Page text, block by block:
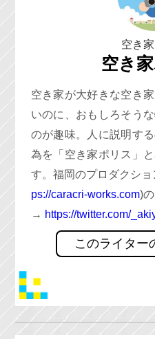
空き
空き
空き家が大好きな空き
いのに、おもしろそう
のが趣味。人に説明す
為を「空き家ポリス」
す。福岡のプロダクシ
ps://caracri-works.com)
→ https://twitter.com/
このライター